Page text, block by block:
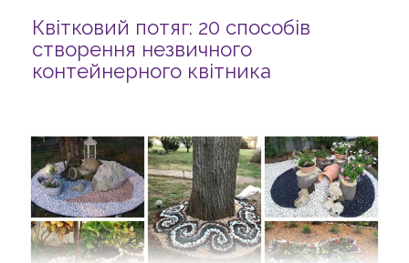
Квітковий потяг: 20 способів
створення незвичного
контейнерного квітника